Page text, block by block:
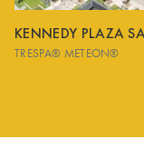
KENNEDY PLAZA
TRESPA® METEON®